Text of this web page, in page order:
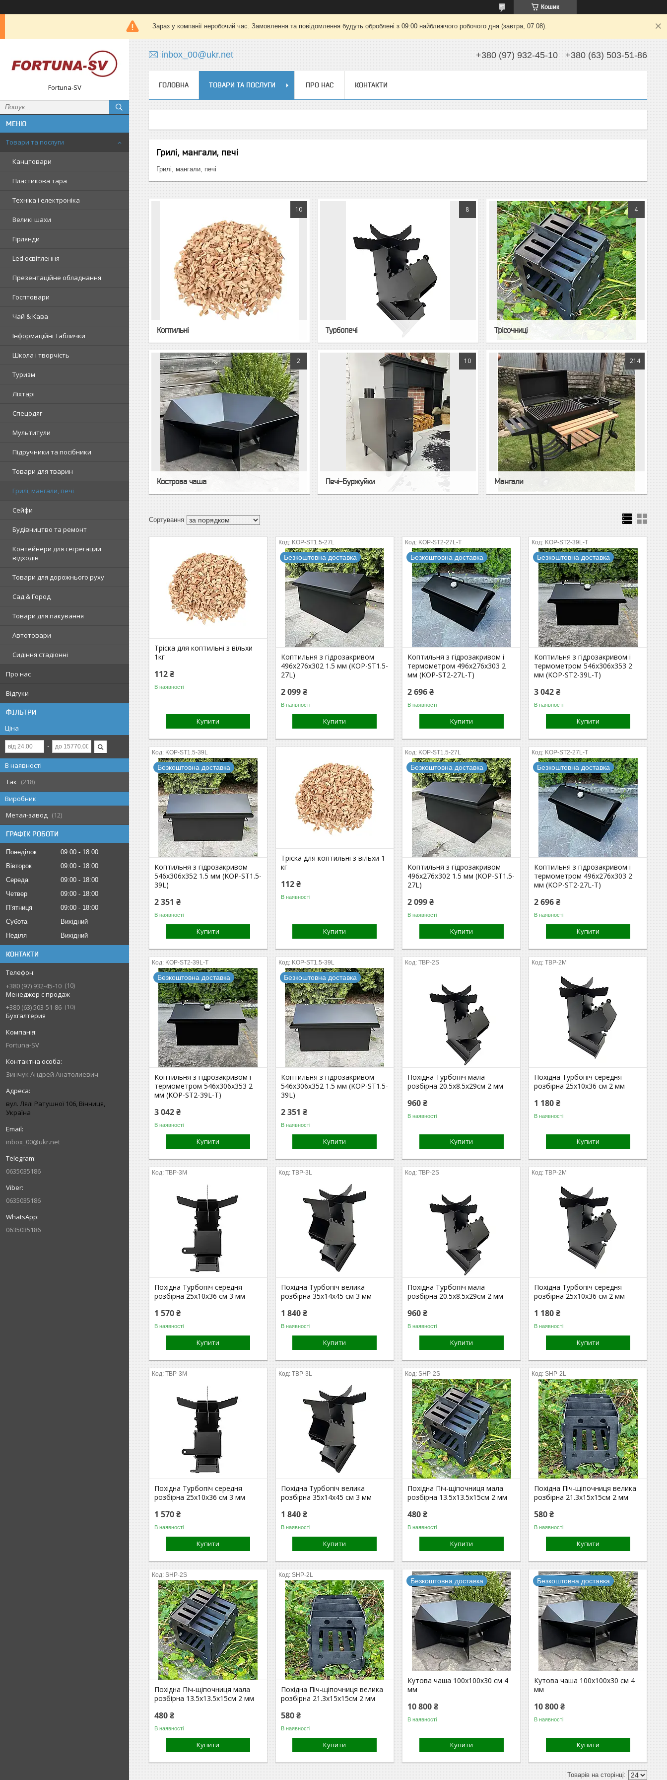
Кошик
Зараз у компанії неробочий час. Замовлення та повідомлення будуть оброблені з 09:00 найближчого робочого дня (завтра, 07.08).
Fortuna-SV
Товари та послуги
Канцтовари
Пластикова тара
Техніка і електроніка
Великі шахи
Гірлянди
Led освітлення
Презентаційне обладнання
Госптовари
Чай & Кава
Інформаційні Таблички
Школа і творчість
Туризм
Ліхтарі
Спецодяг
Мультитули
Підручники та посібники
Товари для тварин
Грилі, мангали, печі
Сейфи
Будівництво та ремонт
Контейнери для сегрегации
відходів
Товари для дорожнього руху
Сад & Город
Товари для пакування
Автотовари
Сидіння стадіонні
Про нас
Відгуки
ФІЛЬТРИ
Ціна
В наявності
Так
218
Виробник
Метал-завод
12
ГРАФІК РОБОТИ
Понеділок 09:00
18:00
Вівторок
09:00
18:00
Середа
09:00
18:00
Четвер
09:00
18:00
Пʼятниця
09:00
18:00
Субота
Вихідний
Неділя
Вихідний
КОНТАКТИ
+380 (97) 932-45-10
10
Менеджер с продаж
+380 (63) 503-51-86
10
Бухгалтерия
Fortuna-SV
Зинчук Андрей Анатолиевич
вул. Лялі Ратушної 106, Вінниця,
Україна
inbox_00@ukr.net
0635035186
0635035186
0635035186
inbox_00@ukr.net +380 (97) 932-45-10 +380 (63) 503-51-86
ГОЛОВНА ТОВАРИ ТА ПОСЛУГИ ПРО НАС КОНТАКТИ
Грилі, мангали, печі
Грилі, мангали, печі
10
Коптильні
8
Турбопечі
4
Трісочниці
2
Кострова чаша
10
Печі-Буржуйки
214
Мангали
Тріска для коптильні з вільхи
1кг
112 ₴
В наявності
Купити
KOP-ST1.5-27L
Безкоштовна доставка
Коптильня з гідрозакривом
496х276х302 1.5 мм (KOP-ST1.5-
27L)
2 099 ₴
В наявності
Купити
KOP-ST2-27L-T
Безкоштовна доставка
Коптильня з гідрозакривом і
термометром 496х276х303 2
мм (KOP-ST2-27L-T)
2 696 ₴
В наявності
Купити
KOP-ST2-39L-T
Безкоштовна доставка
Коптильня з гідрозакривом і
термометром 546х306х353 2
мм (KOP-ST2-39L-T)
3 042 ₴
В наявності
Купити
KOP-ST1.5-39L
Безкоштовна доставка
Коптильня з гідрозакривом
546х306х352 1.5 мм (KOP-ST1.5-
39L)
2 351 ₴
В наявності
Купити
Тріска для коптильні з вільхи 1
кг
112 ₴
В наявності
Купити
KOP-ST1.5-27L
Безкоштовна доставка
Коптильня з гідрозакривом
496х276х302 1.5 мм (KOP-ST1.5-
27L)
2 099 ₴
В наявності
Купити
KOP-ST2-27L-T
Безкоштовна доставка
Коптильня з гідрозакривом і
термометром 496х276х303 2
мм (KOP-ST2-27L-T)
2 696 ₴
В наявності
Купити
KOP-ST2-39L-T
Безкоштовна доставка
Коптильня з гідрозакривом і
термометром 546х306х353 2
мм (KOP-ST2-39L-T)
3 042 ₴
В наявності
Купити
KOP-ST1.5-39L
Безкоштовна доставка
Коптильня з гідрозакривом
546х306х352 1.5 мм (KOP-ST1.5-
39L)
2 351 ₴
В наявності
Купити
TBP-2S
Похідна Турбопіч мала
розбірна 20.5х8.5х29см 2 мм
960 ₴
В наявності
Купити
TBP-2M
Похідна Турбопіч середня
розбірна 25х10х36 см 2 мм
1 180 ₴
В наявності
Купити
TBP-3M
Похідна Турбопіч середня
розбірна 25х10х36 см 3 мм
1 570 ₴
В наявності
Купити
TBP-3L
Похідна Турбопіч велика
розбірна 35х14х45 см 3 мм
1 840 ₴
В наявності
Купити
TBP-2S
Похідна Турбопіч мала
розбірна 20.5х8.5х29см 2 мм
960 ₴
В наявності
Купити
TBP-2M
Похідна Турбопіч середня
розбірна 25х10х36 см 2 мм
1 180 ₴
В наявності
Купити
TBP-3M
Похідна Турбопіч середня
розбірна 25х10х36 см 3 мм
1 570 ₴
В наявності
Купити
TBP-3L
Похідна Турбопіч велика
розбірна 35х14х45 см 3 мм
1 840 ₴
В наявності
Купити
SHP-2S
Похідна Піч-щіпочниця мала
розбірна 13.5х13.5х15см 2 мм
480 ₴
В наявності
Купити
SHP-2L
Похідна Піч-щіпочниця велика
розбірна 21.3х15х15см 2 мм
580 ₴
В наявності
Купити
SHP-2S
Похідна Піч-щіпочниця мала
розбірна 13.5х13.5х15см 2 мм
480 ₴
В наявності
Купити
SHP-2L
Похідна Піч-щіпочниця велика
розбірна 21.3х15х15см 2 мм
580 ₴
В наявності
Купити
Безкоштовна доставка
Кутова чаша 100х100х30 см 4
мм
10 800 ₴
В наявності
Купити
Безкоштовна доставка
Кутова чаша 100х100х30 см 4
мм
10 800 ₴
В наявності
Купити